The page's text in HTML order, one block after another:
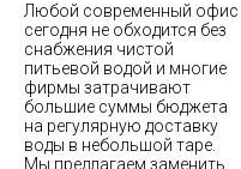
Любой современный офис
сегодня не обходится без
снабжения чистой
питьевой водой и многие
фирмы затрачивают
большие суммы бюджета
на регулярную доставку
воды в небольшой таре.
Мы предлагаем заменить